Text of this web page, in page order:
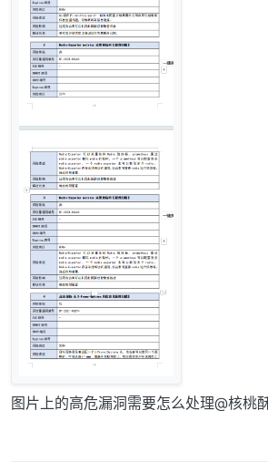
图片上的高危漏洞需要怎么处理@核桃